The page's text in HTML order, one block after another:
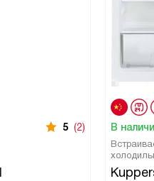
5 (2) В